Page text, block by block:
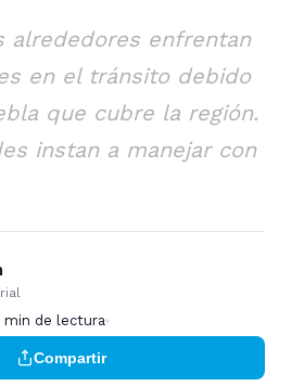
alrededores enfrentan
en el tránsito debido
que cubre la región.
instan a manejar con
min de lectura
Compartir